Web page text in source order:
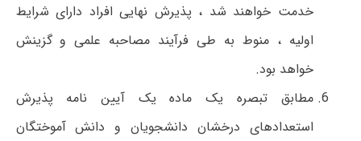
خدمت خواهند شد ، پذیرش نهایی افراد دارای شرایط
اولیه ، منوط به طی فرآیند مصاحبه علمی و گزینش
خواهد بود.
مطابق تبصره یک ماده یک آیین نامه پذیرش
استعدادهای درخشان دانشجویان و دانش آموختگان